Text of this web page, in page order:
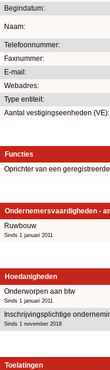
Begindatum:
Naam:
Telefoonnummer:
Faxnummer:
E-mail:
Webadres:
Type entiteit:
Aantal vestigingseenheden (VE):
Functies
Oprichter van een
Ondernemersvaardigheden -
Ruwbouw
Sinds 1 januari 2011
Hoedanigheden
Onderworpen aan btw
Sinds 1 januari 2011
Inschrijvingsplichtige
Sinds 1 november 2018
Toelatingen